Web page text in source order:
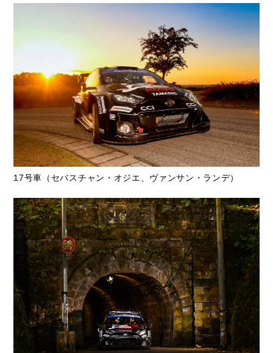
17号車（セバスチャン・オジエ、ヴァンサン・ランデ）